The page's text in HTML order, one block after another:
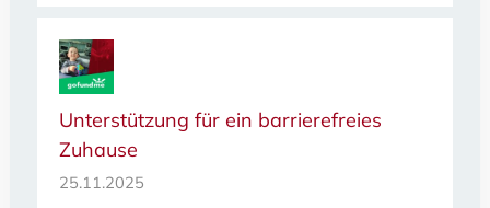
Unterstützung für ein barrierefreies
Zuhause
25.11.2025